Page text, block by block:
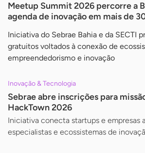
Meetup Summit 2026 percorre a
agenda de inovação em mais de
Iniciativa do Sebrae Bahia e da SECTI
gratuitos voltados à conexão de
empreendedorismo e inovação
Inovação & Tecnologia
Sebrae abre inscrições para
HackTown 2026
Iniciativa conecta startups e empresas
especialistas e ecossistemas de